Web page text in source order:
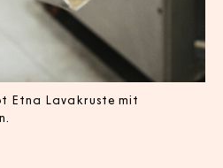
Etna Lavakruste mit